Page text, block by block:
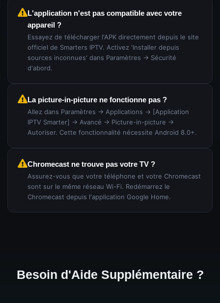
L'application n'est pas compatible avec votre
appareil ?
Essayez de télécharger l'APK directement depuis le site
officiel de Smarters IPTV. Activez 'Installer depuis
sources inconnues' dans Paramètres → Sécurité
d'abord.
La picture-in-picture ne fonctionne pas ?
Allez dans Paramètres → Applications → [Application
IPTV Smarter] → Avancé → Picture-in-picture →
Autoriser. Cette fonctionnalité nécessite Android 8.0+.
Chromecast ne trouve pas votre TV ?
Assurez-vous que votre téléphone et votre Chromecast
sont sur le même réseau Wi-Fi. Redémarrez le
Chromecast depuis l'application Google Home.
Besoin d'Aide Supplémentaire ?